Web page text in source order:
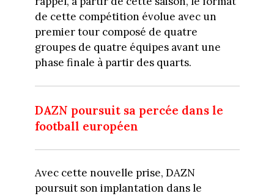
de cette compétition évolue avec un
premier tour composé de quatre
groupes de quatre équipes avant une
phase finale à partir des quarts.
DAZN poursuit sa percée dans le
football européen
Avec cette nouvelle prise, DAZN
poursuit son implantation dans le